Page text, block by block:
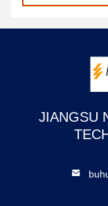
JIANGSU